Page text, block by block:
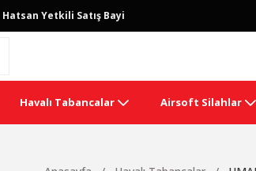
Hatsan Yetkili Satış Bayi
Havalı Tabancalar Airsoft Silahlar